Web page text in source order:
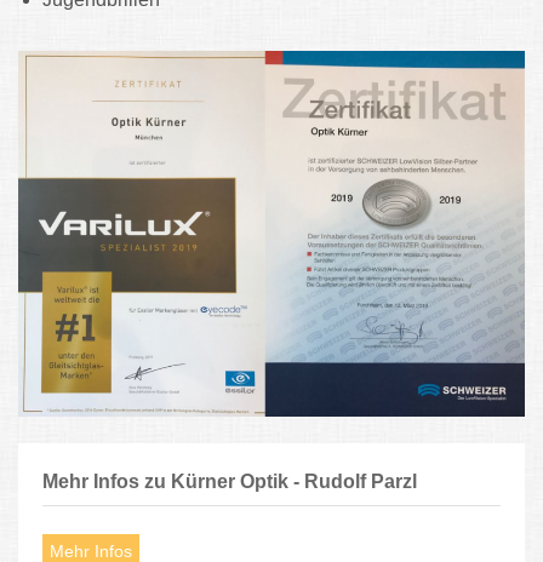
Mehr Infos zu Kürner Optik - Rudolf Parzl
Mehr Infos